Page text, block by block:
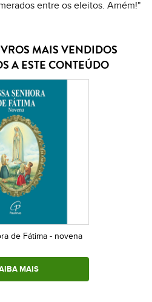
entre os eleitos. Amém!"
MAIS VENDIDOS
A ESTE CONTEÚDO
de Fátima - novena
MAIS